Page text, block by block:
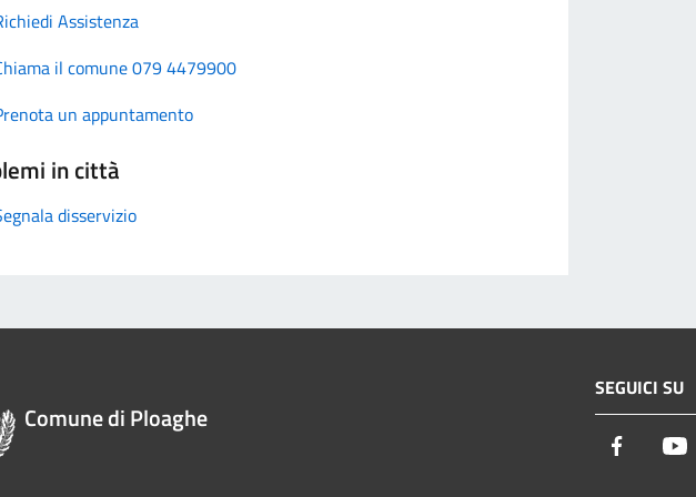
Assistenza
il comune 079 4479900
un appuntamento
in città
disservizio
Comune di Ploaghe
SEGUICI SU
Facebook